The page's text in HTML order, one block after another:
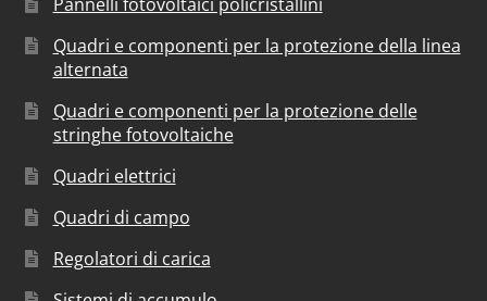
Quadri e componenti per la protezione della linea
alternata
Quadri e componenti per la protezione delle
stringhe fotovoltaiche
Quadri elettrici
Quadri di campo
Regolatori di carica